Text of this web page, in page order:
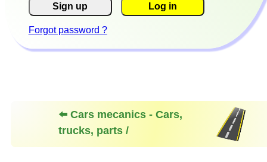
Sign up Log in
Forgot password ?
⬅️ Cars mecanics - Cars,
trucks, parts /